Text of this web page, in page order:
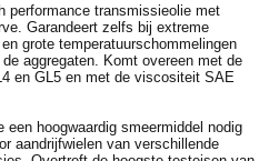
performance transmissieolie met
Garandeert zelfs bij extreme
grote temperatuurschommelingen
aggregaten. Komt overeen met de
en GL5 en met de viscositeit SAE
een hoogwaardig smeermiddel nodig
aandrijfwielen van verschillende